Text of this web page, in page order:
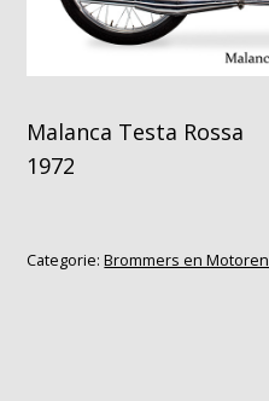
Malanca Testa Rossa
1972
Categorie:Brommers en Motoren